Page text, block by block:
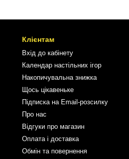
Клієнтам
Вхід до кабінету
Календар настільних ігор
Накопичувальна знижка
Щось цікавеньке
Підписка на Email-розсилку
Про нас
Відгуки про магазин
Оплата і доставка
Обмін та повернення